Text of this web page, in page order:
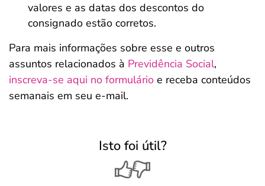
valores e as datas dos descontos do
consignado estão corretos.
Para mais informações sobre esse e outros
assuntos relacionados à Previdência Social,
inscreva-se aqui no formulário e receba conteúdos
semanais em seu e-mail.
Isto foi útil?